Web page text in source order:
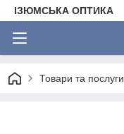
ІЗЮМСЬКА ОПТИКА
Товари та послуги